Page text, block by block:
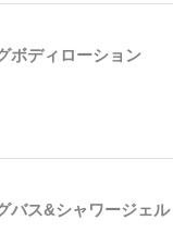
ボディローション
バス&シャワージェル